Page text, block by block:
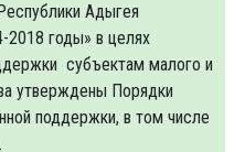
Адыгея
2018 годы» в целях
субъектам малого и
утверждены Порядки
поддержки, в том числе